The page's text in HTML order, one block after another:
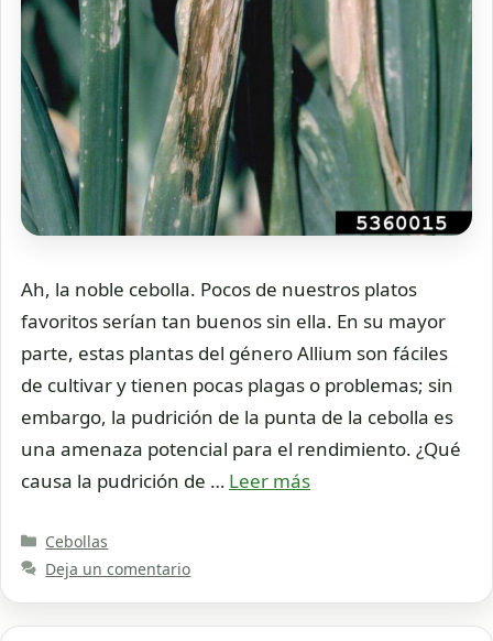
Ah, la noble cebolla. Pocos de nuestros platos
favoritos serían tan buenos sin ella. En su mayor
parte, estas plantas del género Allium son fáciles
de cultivar y tienen pocas plagas o problemas; sin
embargo, la pudrición de la punta de la cebolla es
una amenaza potencial para el rendimiento. ¿Qué
causa la pudrición de … Leer más
Categorías
Cebollas
Deja un comentario